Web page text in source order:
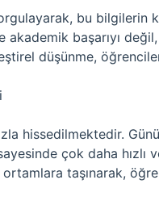
bu bilgilerin
başarıyı
düşünme,
hissedilmektedir.
çok daha hızlı
taşınarak,